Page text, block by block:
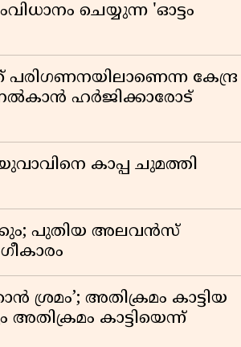
ചെയ്യുന്ന 'ഓട്ടം
പരിഗണനയിലാണെന്ന കേന്ദ്ര
ഹർജിക്കാരോട്
കാപ്പ ചുമത്തി
പുതിയ അലവൻസ്
ശ്രമം’; അതിക്രമം കാട്ടിയ
അതിക്രമം കാട്ടിയെന്ന്